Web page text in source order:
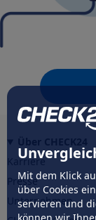
Mit dem Klick
über Cookies
servieren und
können wir
Karriere
Presse
Unternehmen